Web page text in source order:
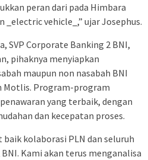
peran dari pada Himbara
vehicle_,” ujar Josephus.
SVP Corporate Banking 2 BNI,
pihaknya menyiapkan
maupun non nasabah BNI
Motlis. Program-program
yang terbaik, dengan
dan kecepatan proses.
kolaborasi PLN dan seluruh
Kami akan terus menganalisa